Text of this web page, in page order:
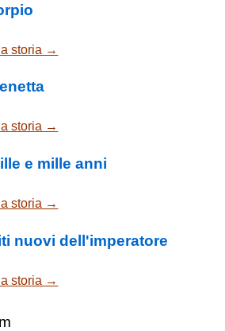
storia →
storia →
e mille anni
storia →
nuovi dell'imperatore
storia →